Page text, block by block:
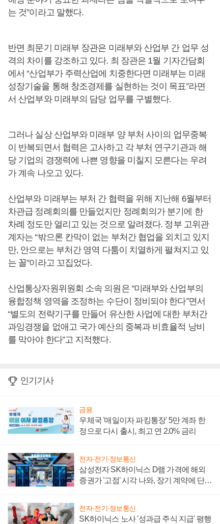
는 것”이라고 말했다.
반면 최문기 미래부 장관은 미래부와 산업부 간 업무 성
격의 차이를 강조하고 있다. 최 장관은 1월 기자간담회
에서 “산업부가 주력산업에 치중한다면 미래부는 미래
성장기술을 통해 창조경제를 실현하는 것이 목표”라면
서 산업부와 미래부의 담당 업무를 구별했다.
그러나 실상 산업부와 미래부 양 부처 사이의 업무중복
이 반복되면서 협력은 고사하고 각 부처 연구기관과 해
당 기업의 경쟁력에 나쁜 영향을 미칠지 모른다는 우려
가 계속 나오고 있다.
산업부와 미래부는 부처 간 협력을 위해 지난해 6월부터
차관급 정례회의를 만들었지만 정례회의가 분기에 한
차례 정도만 열리고 있는 것으로 알려졌다. 정부 고위관
계자는 “밖으론 칸막이 없는 부처간 협업을 외치고 있지
만, 안으로는 부처간 영역 다툼이 치열하게 펼쳐지고 있
는 꼴"이라고 꼬집었다.
산업통상자원위원회 소속 의원은 “미래부와 산업부의
융합정책 영역을 조정하는 수단이 정비되야 한다”면서
“별도의 전략기구를 만들어 유산한 사업에 대한 부처간
과잉경쟁을 없애고 국가 예산의 중복과 비효율적 낭비
를 막아야 한다”고 지적했다.
인기기사
금융
우체국 '매일이자 파킹통장' 5만 계좌 한
정으로 다시 출시, 최고 연 2.0% 금리
전자·전기·정보통신
삼성전자 SK하이닉스 D램 가격에 해외
증권가 '고점' 시각 나와, 장기 계약에 단점
전자·전기·정보통신
SK하이닉스 노사 '성과급 주식 지급' 평행